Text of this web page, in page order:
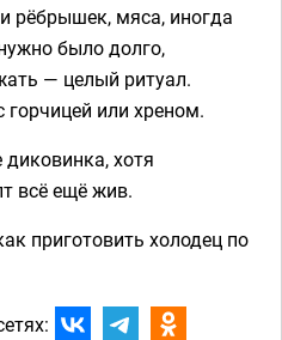
рёбрышек, мяса, иногда
было долго,
— целый ритуал.
горчицей или хреном.
хотя
всё ещё жив.
приготовить холодец по